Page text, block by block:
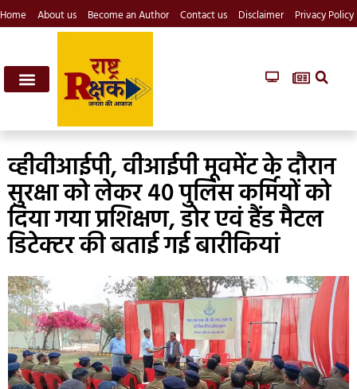
Home About us Become an Author Contact us Disclaimer Privacy Policy
व्हीवीआईपी, वीआईपी मूवमेंट के दौरान
सुरक्षा को लेकर 40 पुलिस कर्मियों को
दिया गया प्रशिक्षण, डोर एवं हैंड मैटल
डिटेक्टर की बताई गई बारीकियां